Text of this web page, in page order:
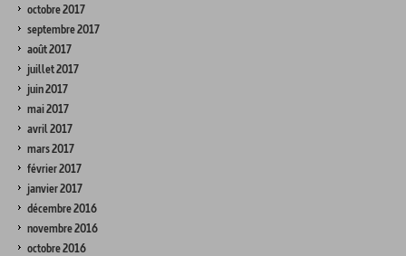
octobre 2017
septembre 2017
août 2017
juillet 2017
juin 2017
mai 2017
avril 2017
mars 2017
février 2017
janvier 2017
décembre 2016
novembre 2016
octobre 2016